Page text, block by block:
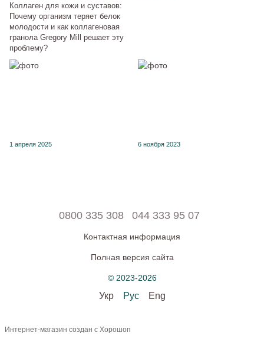
Коллаген для кожи и суставов:
Почему организм теряет белок
молодости и как коллагеновая
гранола Gregory Mill решает эту
проблему?
1 апреля 2025 6 ноября 2023
0800 335 308 044 333 95 07
Контактная информация
Полная версия сайта
© 2023-2026
Укр Рус Eng
Интернет-магазин создан с Хорошоп